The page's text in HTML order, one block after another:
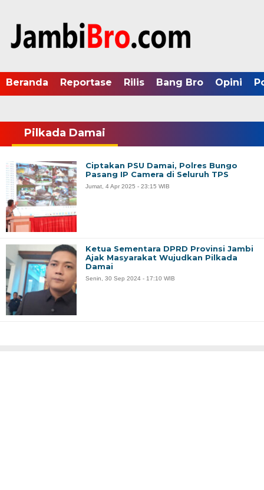
Beranda Reportase Rilis Bang Bro Opini
Pilkada Damai
Ciptakan PSU Damai, Polres Bungo
Pasang IP Camera di Seluruh TPS
Jumat, 4 Apr 2025 - 23:15 WIB
Ketua Sementara DPRD Provinsi Jambi
Ajak Masyarakat Wujudkan Pilkada
Damai
Senin, 30 Sep 2024 - 17:10 WIB